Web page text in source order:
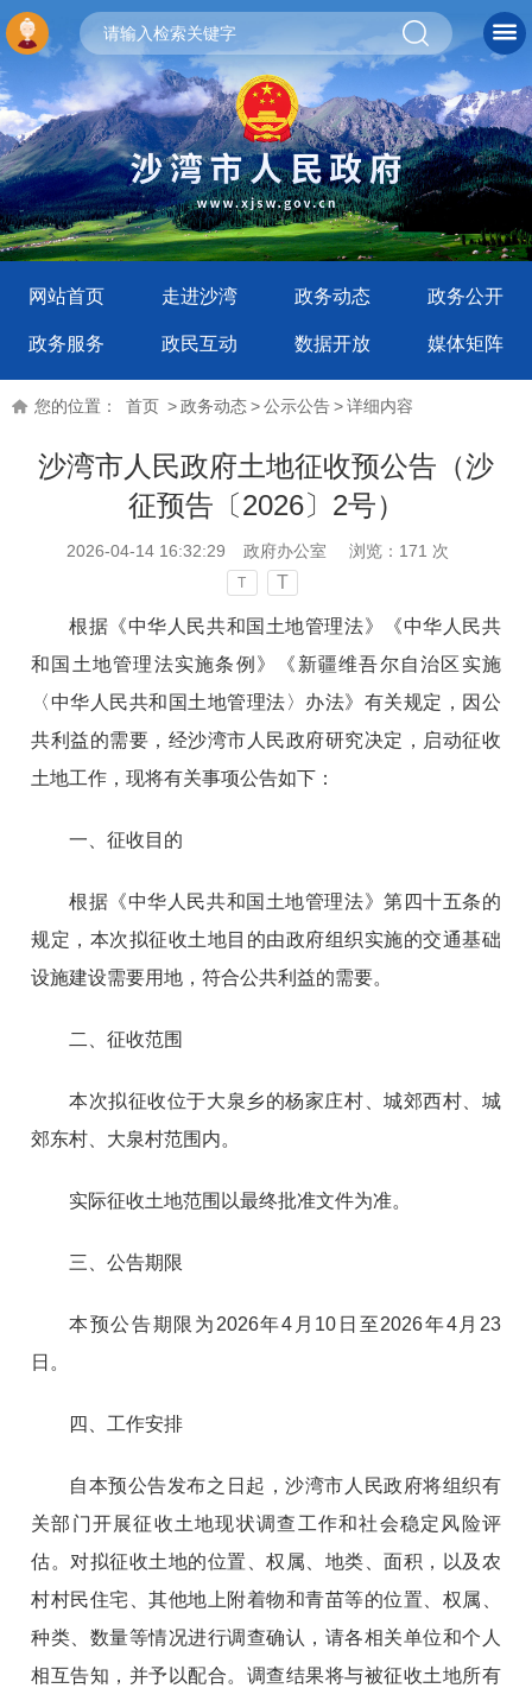
网站首页 走进沙湾 政务动态 政务公开
政务服务 政民互动 数据开放 媒体矩阵
您的位置： 首页 >政务动态>公示公告>详细内容
沙湾市人民政府土地征收预公告（沙
征预告〔2026〕2号）
2026-04-14 16:32:29 政府办公室 浏览： 171 次
T T
根据《中华人民共和国土地管理法》《中华人民共
和国土地管理法实施条例》《新疆维吾尔自治区实施
〈中华人民共和国土地管理法〉办法》有关规定，因公
共利益的需要，经沙湾市人民政府研究决定，启动征收
土地工作，现将有关事项公告如下：
一、征收目的
根据《中华人民共和国土地管理法》第四十五条的
规定，本次拟征收土地目的由政府组织实施的交通基础
设施建设需要用地，符合公共利益的需要。
二、征收范围
本次拟征收位于大泉乡的杨家庄村、城郊西村、城
郊东村、大泉村范围内。
实际征收土地范围以最终批准文件为准。
三、公告期限
本预公告期限为2026年4月10日至2026年4月23
日。
四、工作安排
自本预公告发布之日起，沙湾市人民政府将组织有
关部门开展征收土地现状调查工作和社会稳定风险评
估。对拟征收土地的位置、权属、地类、面积，以及农
村村民住宅、其他地上附着物和青苗等的位置、权属、
种类、数量等情况进行调查确认，请各相关单位和个人
相互告知，并予以配合。调查结果将与被征收土地所有